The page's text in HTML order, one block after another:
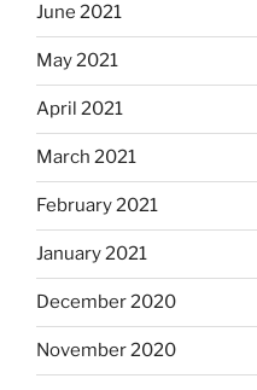
June 2021
May 2021
April 2021
March 2021
February 2021
January 2021
December 2020
November 2020